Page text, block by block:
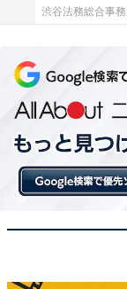
野球好きなら分
【キラキラネー
渋谷法務総合事